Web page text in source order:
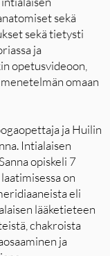
sekä
sekä tietysti
ja
opetusvideoon,
omaan
ja Huilin
Intialaisen
opiskeli 7
on
eli
lääketieteen
chakroista
ja